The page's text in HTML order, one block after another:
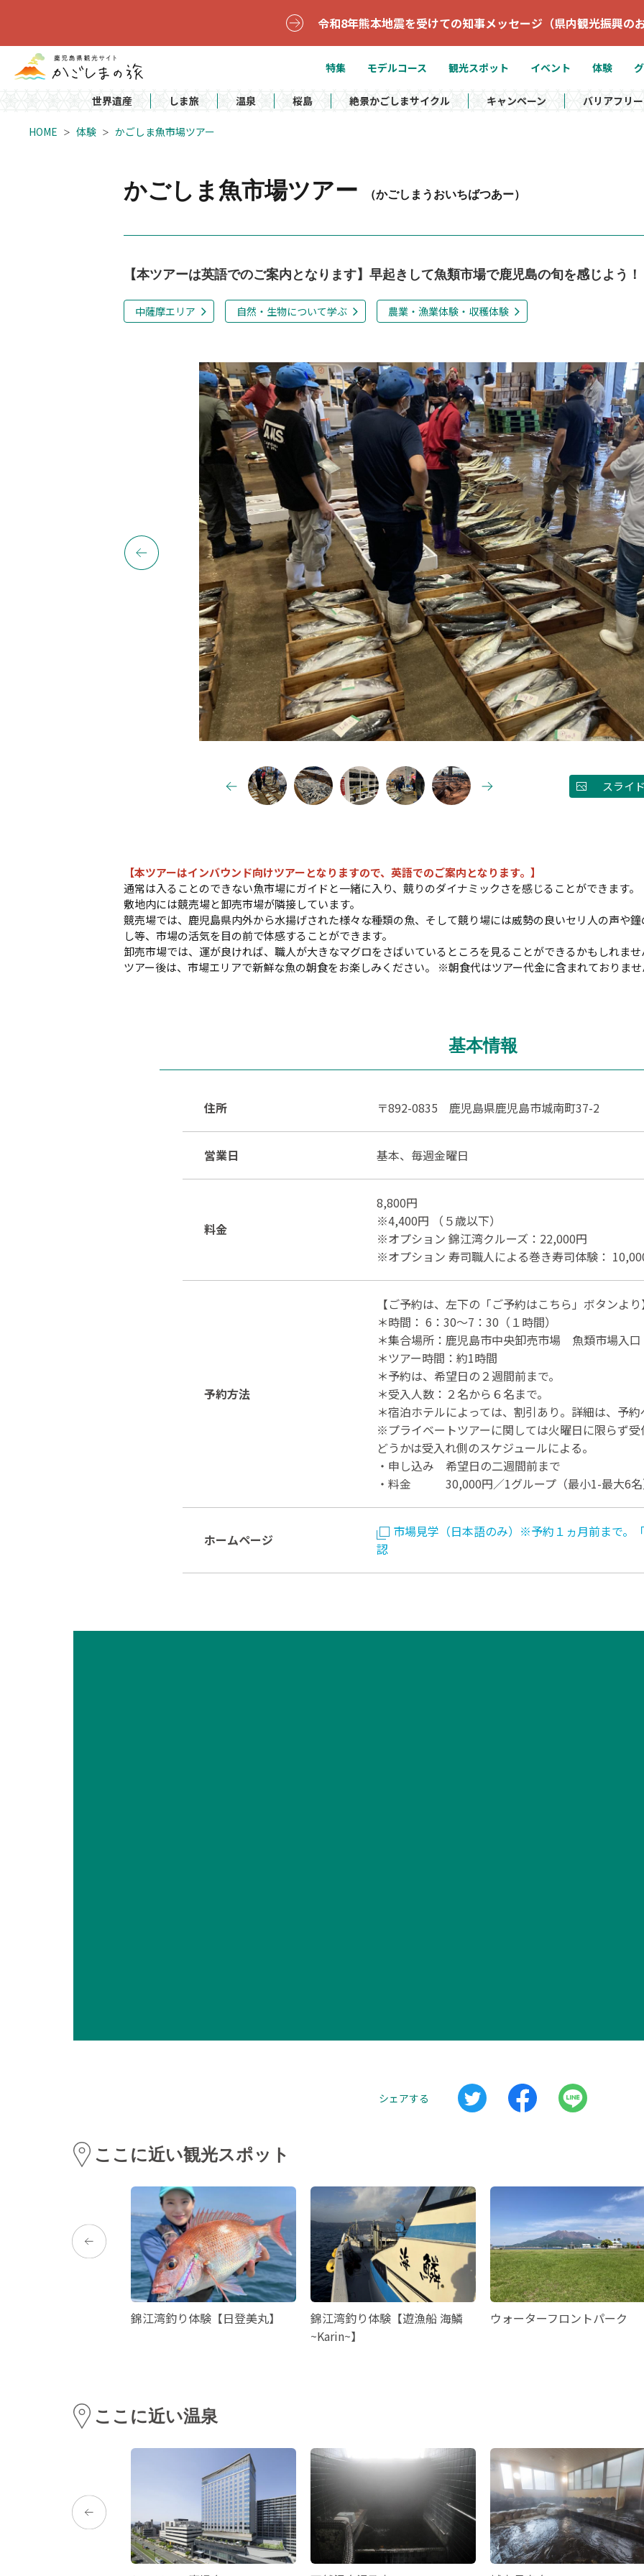
令和8年熊本地震を受けての知事メッセージ（県内観光振興のお
特集 モデルコース 観光スポット イベント 体験
世界遺産 しま旅 温泉 桜島 絶景かごしまサイクル キャンペーン バリアフリー
HOME 体験 かごしま魚市場ツアー
かごしま魚市場ツアー （かごしまうおいちばつあー）
【本ツアーは英語でのご案内となります】早起きして魚類市場で鹿児島の旬を感じよう！
中薩摩エリア 自然・生物について学ぶ 農業・漁業体験・収穫体験
スライ
【本ツアーはインバウンド向けツアーとなりますので、英語でのご案内となります。】
通常は入ることのできない魚市場にガイドと一緒に入り、競りのダイナミックさを感じることができます。
敷地内には競売場と卸売市場が隣接しています。
競売場では、鹿児島県内外から水揚げされた様々な種類の魚、そして競り場には威勢の良いセリ人の声や
し等、市場の活気を目の前で体感することができます。
卸売市場では、運が良ければ、職人が大きなマグロをさばいているところを見ることができるかもしれませ
ツアー後は、市場エリアで新鮮な魚の朝食をお楽しみください。 ※朝食代はツアー代金に含まれておりませ
基本情報
住所 〒892-0835 鹿児島県鹿児島市城南町37-2
営業日 基本、毎週金曜日
料金
8,800円
※4,400円 （５歳以下）
※オプション 錦江湾クルーズ：22,000円
※オプション 寿司職人による巻き寿司体験：
予約方法
【ご予約は、左下の「ご予約はこちら」ボタンより
＊時間： 6：30～7：30（１時間）
＊集合場所：鹿児島市中央卸売市場 魚類市場入口
＊ツアー時間：約1時間
＊予約は、希望日の２週間前まで。
＊受入人数：２名から６名まで。
＊宿泊ホテルによっては、割引あり。詳細は、予約
※プライベートツアーに関しては火曜日に限らず
どうかは受入れ側のスケジュールによる。
・申し込み 希望日の二週間前まで
・料金 30,000円／1グループ（最小1-最大6名
ホームページ
市場見学（日本語のみ）※予約１ヵ月前まで。
認
シェアする
ここに近い観光スポット
錦江湾釣り体験【日登美丸】
錦江湾釣り体験【遊漁船 海鱗
~Karin~】
ウォーターフロントパーク
ここに近い温泉